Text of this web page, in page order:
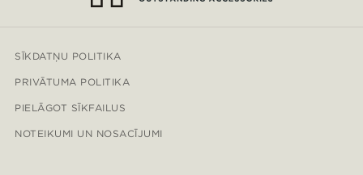
SĪKDATŅU POLITIKA
PRIVĀTUMA POLITIKA
PIELĀGOT SĪKFAILUS
NOTEIKUMI UN NOSACĪJUMI